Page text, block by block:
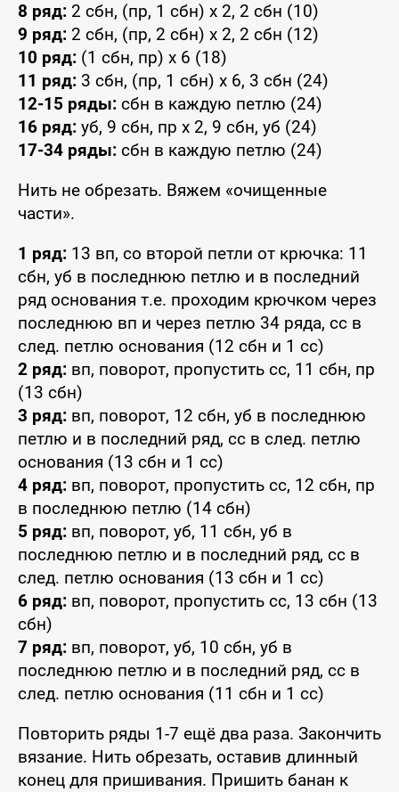
8 ряд: 2 сбн, (пр, 1 сбн) x 2, 2 сбн (10)
9 ряд: 2 сбн, (пр, 2 сбн) x 2, 2 сбн (12)
10 ряд: (1 сбн, пр) x 6 (18)
11 ряд: 3 сбн, (пр, 1 сбн) x 6, 3 сбн (24)
12-15 ряды: сбн в каждую петлю (24)
16 ряд: уб, 9 сбн, пр x 2, 9 сбн, уб (24)
17-34 ряды: сбн в каждую петлю (24)
Нить не обрезать. Вяжем «очищенные
части».
1 ряд: 13 вп, со второй петли от крючка: 11
сбн, уб в последнюю петлю и в последний
ряд основания т.е. проходим крючком через
последнюю вп и через петлю 34 ряда, сс в
след. петлю основания (12 сбн и 1 сс)
2 ряд: вп, поворот, пропустить сс, 11 сбн, пр
(13 сбн)
3 ряд: вп, поворот, 12 сбн, уб в последнюю
петлю и в последний ряд, сс в след. петлю
основания (13 сбн и 1 сс)
4 ряд: вп, поворот, пропустить сс, 12 сбн, пр
в последнюю петлю (14 сбн)
5 ряд: вп, поворот, уб, 11 сбн, уб в
последнюю петлю и в последний ряд, сс в
след. петлю основания (13 сбн и 1 сс)
6 ряд: вп, поворот, пропустить сс, 13 сбн (13
сбн)
7 ряд: вп, поворот, уб, 10 сбн, уб в
последнюю петлю и в последний ряд, сс в
след. петлю основания (11 сбн и 1 сс)
Повторить ряды 1-7 ещё два раза. Закончить
вязание. Нить обрезать, оставив длинный
конец для пришивания. Пришить банан к